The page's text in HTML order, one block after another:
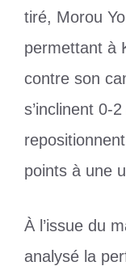
tiré, Morou
permettant à
contre son
s’inclinent 0-
points à une
À l’issue du
analysé la